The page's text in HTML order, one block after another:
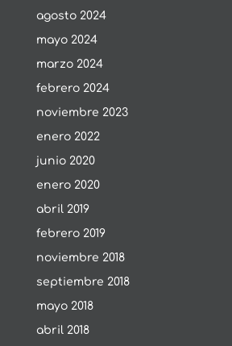
agosto 2024
mayo 2024
marzo 2024
febrero 2024
noviembre 2023
enero 2022
junio 2020
enero 2020
abril 2019
febrero 2019
noviembre 2018
septiembre 2018
mayo 2018
abril 2018